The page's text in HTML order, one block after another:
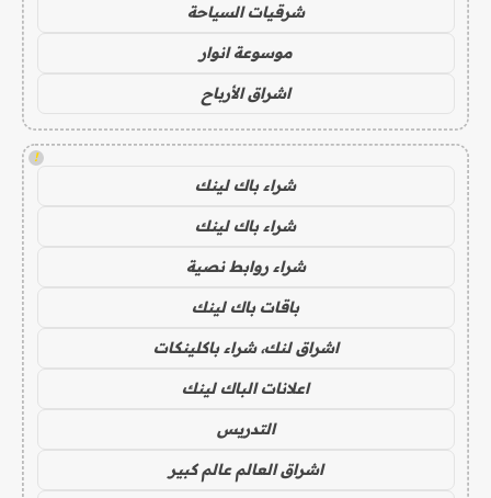
شرقيات السياحة
موسوعة انوار
اشراق الأرباح
!
شراء باك لينك
شراء باك لينك
شراء روابط نصية
باقات باك لينك
اشراق لنك، شراء باكلينكات
اعلانات الباك لينك
التدريس
اشراق العالم عالم كبير